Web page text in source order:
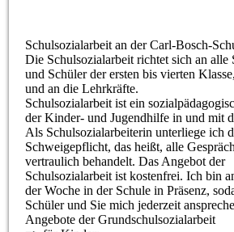
Schulsozialarbeit an der Carl-Bosch-
Die Schulsozialarbeit richtet sich an alle
und Schüler der ersten bis vierten
und an die Lehrkräfte.
Schulsozialarbeit ist ein
der Kinder- und Jugendhilfe in und mit
Als Schulsozialarbeiterin unterliege ich
Schweigepflicht, das heißt, alle
vertraulich behandelt. Das Angebot der
Schulsozialarbeit ist kostenfrei. Ich bin
der Woche in der Schule in Präsenz,
Schüler und Sie mich jederzeit
Angebote der Grundschulsozialarbeit